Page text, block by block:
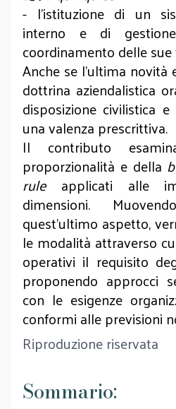
- l’istituzione di un
interno e di
coordinamento delle
Anche se l’ultima
dottrina aziendalistica
disposizione civilistica
una valenza prescrittiva.
Il contributo
proporzionalità e della
rule applicati alle
dimensioni.
quest’ultimo aspetto,
le modalità attraverso
operativi il requisito
proponendo approcci
con le esigenze
conformi alle previsioni
Riproduzione riservata
Sommario: